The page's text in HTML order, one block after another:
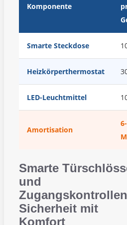
Komponente
Smarte Steckdose
Heizkörperthermostat
LED-Leuchtmittel
Amortisation
Smarte
und
Sicherheit mit
Komfort